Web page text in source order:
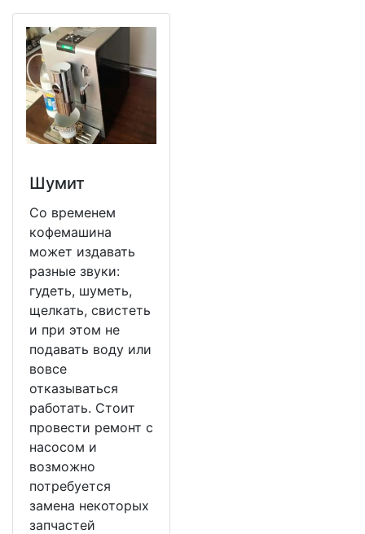
Шумит
Со временем
кофемашина
может издавать
разные звуки:
гудеть, шуметь,
щелкать, свистеть
и при этом не
подавать воду или
вовсе
отказываться
работать. Стоит
провести ремонт с
насосом и
возможно
потребуется
замена некоторых
запчастей